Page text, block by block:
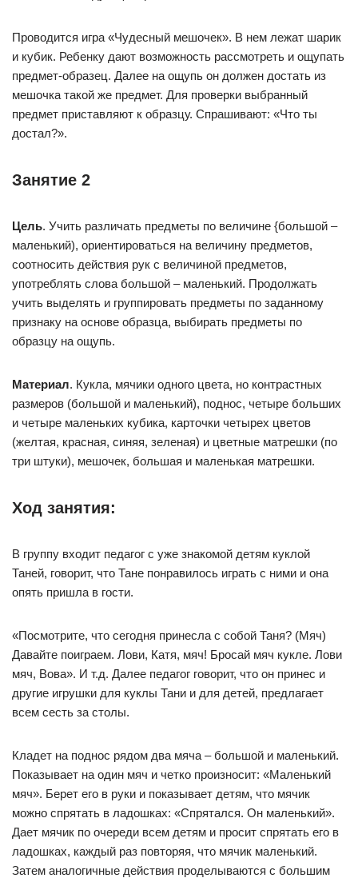
Проводится игра «Чудесный мешочек». В нем лежат шарик
и кубик. Ребенку дают возможность рассмотреть и ощупать
предмет-образец. Далее на ощупь он должен достать из
мешочка такой же предмет. Для проверки выбранный
предмет приставляют к образцу. Спрашивают: «Что ты
достал?».
Занятие 2
Цель. Учить различать предметы по величине {большой –
маленький), ориентироваться на величину предметов,
соотносить действия рук с величиной предметов,
употреблять слова большой – маленький. Продолжать
учить выделять и группировать предметы по заданному
признаку на основе образца, выбирать предметы по
образцу на ощупь.
Материал. Кукла, мячики одного цвета, но контрастных
размеров (большой и маленький), поднос, четыре больших
и четыре маленьких кубика, карточки четырех цветов
(желтая, красная, синяя, зеленая) и цветные матрешки (по
три штуки), мешочек, большая и маленькая матрешки.
Ход занятия:
В группу входит педагог с уже знакомой детям куклой
Таней, говорит, что Тане понравилось играть с ними и она
опять пришла в гости.
«Посмотрите, что сегодня принесла с собой Таня? (Мяч)
Давайте поиграем. Лови, Катя, мяч! Бросай мяч кукле. Лови
мяч, Вова». И т.д. Далее педагог говорит, что он принес и
другие игрушки для куклы Тани и для детей, предлагает
всем сесть за столы.
Кладет на поднос рядом два мяча – большой и маленький.
Показывает на один мяч и четко произносит: «Маленький
мяч». Берет его в руки и показывает детям, что мячик
можно спрятать в ладошках: «Спрятался. Он маленький».
Дает мячик по очереди всем детям и просит спрятать его в
ладошках, каждый раз повторяя, что мячик маленький.
Затем аналогичные действия проделываются с большим